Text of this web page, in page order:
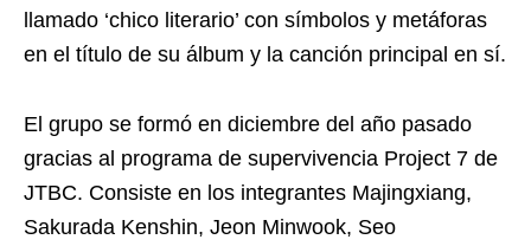
llamado ‘chico literario’ con símbolos y metáforas
en el título de su álbum y la canción principal en sí.
El grupo se formó en diciembre del año pasado
gracias al programa de supervivencia Project 7 de
JTBC. Consiste en los integrantes Majingxiang,
Sakurada Kenshin, Jeon Minwook, Seo